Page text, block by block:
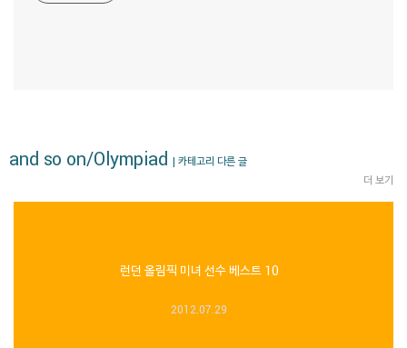
and so on/Olympiad | 카테고리 다른 글
더 보기
런던 올림픽 미녀 선수 베스트 10
2012.07.29